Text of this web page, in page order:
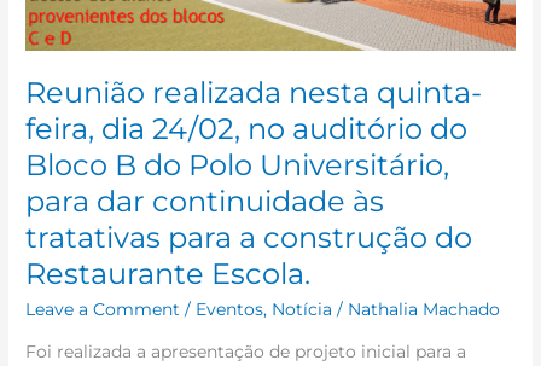
Reunião realizada nesta quinta-
feira, dia 24/02, no auditório do
Bloco B do Polo Universitário,
para dar continuidade às
tratativas para a construção do
Restaurante Escola.
Leave a Comment / Eventos, Notícia / Nathalia Machado
Foi realizada a apresentação de projeto inicial para a
Bloco
B
Polo
Universitário,
para
dar
continuidade
às
tratativas
para
a
do